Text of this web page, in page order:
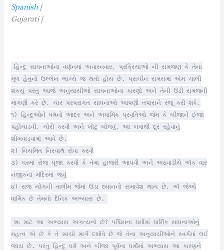
Spanish |
Gujarati |
હિન્દુ સાધનાઓના વર્ણનમાં અવારનવાર, પ્રક્રિયાઓ ની સમજણ કે તેના
મૂળ હેતુનો ઉલ્લેખ ભાગ્યે જ થતો હોય છે. પ્રાચીન સમયમાં એમ ચાલી
શક્યું પરંતુ આજે અનુયાયીઓ સાધનાઓના કારણો અને તેની ઉંડી સમજની
માગણી કરે છે. ચાર પરંપરાગત સાધનાઓ આપણી તપાસને રજૂ કરી શકે.
૧) હિન્દુઓને ધર્મનો આદર અને અધાર્મિક પ્રવૃતિઓ જેમ કે બીજાને ઈજા
પહોંચાડવી, ચોરી કરવી અને ખોટું બોલવું, આ બધાથી દૂર રહેવાનું
શીખવાડવામાં આવે છે.
૨) નિયમિત નિસ્વાર્થ સેવા કરવી
૩) ઘરમાં રોજ પૂજા કરવી કે તેમાં હાજરી આપવી અને અઠવાડીયે ઍક વાર
નજીકના મંદિરમાં જવું
૪) રાજ યોગની તાલીમ જેમાં ઉંડા ધ્યાનનો સમાવેશ થાય છે, ઍ જેઓ
ધાર્મિક છે તેમનો દૈનિક અભ્યાસ છે.
શા માટે આ અભ્યાસ અગત્યનો છે? પશ્ચિમના ધર્મોમાં ધાર્મિક સાધનાઓનું
મહત્વ એ છે કે તે સાચો માર્ગ દર્શાવે છે જે તેના અનુયાયીઓને સ્વર્ગમાં લઈ
જાય છે. પરંતુ હિન્દુ ધર્મ અને બીજા પૂર્વના ધર્મોમાં અભ્યાસ આ કારણને